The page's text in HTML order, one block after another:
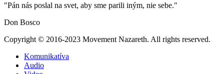
"Pán nás poslal na svet, aby sme parili iným, nie sebe."
Don Bosco
Copyright © 2016-2023 Movement Nazareth. All rights reserved.
Komunikatíva
Audio